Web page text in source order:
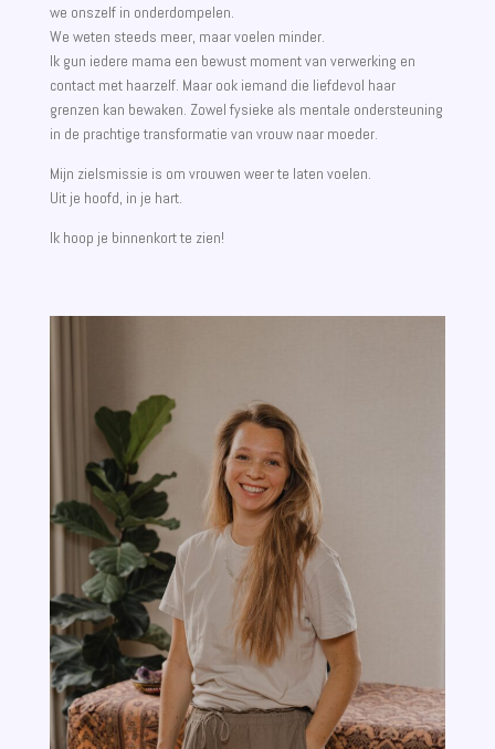
we onszelf in onderdompelen.
We weten steeds meer, maar voelen minder.
Ik gun iedere mama een bewust moment van verwerking en
contact met haarzelf. Maar ook iemand die liefdevol haar
grenzen kan bewaken. Zowel fysieke als mentale ondersteuning
in de prachtige transformatie van vrouw naar moeder.
Mijn zielsmissie is om vrouwen weer te laten voelen.
Uit je hoofd, in je hart.
Ik hoop je binnenkort te zien!